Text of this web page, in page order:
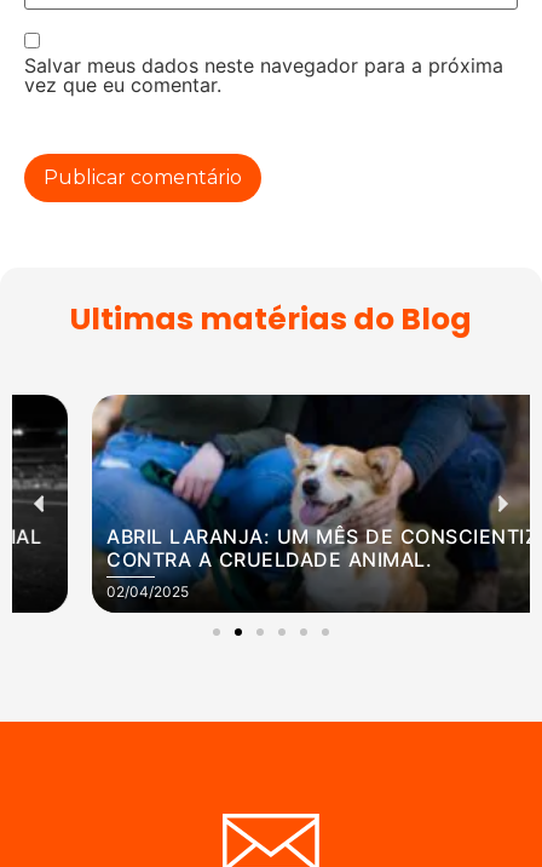
Salvar meus dados neste navegador para a próxima
vez que eu comentar.
Ultimas matérias do Blog
ABRIL LARANJA: UM MÊS DE CONSCIENTIZAÇÃO
CONTRA A CRUELDADE ANIMAL.
02/04/2025